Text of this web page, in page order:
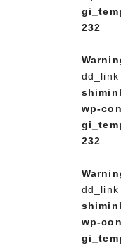
232
wp-
232
wp-